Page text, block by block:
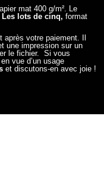
mat 400 g/m². Le
Les lots de cinq, format
votre paiement. Il
et une impression sur un
le fichier. Si vous
vue d’un usage
et discutons-en avec joie !